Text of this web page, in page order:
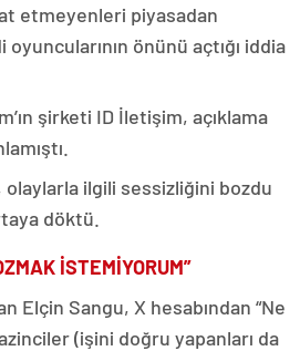
etmeyenleri piyasadan
oyuncularının önünü açtığı iddia
şirketi ID İletişim, açıklama
olaylarla ilgili sessizliğini bozdu
döktü.
İSTEMİYORUM”
Elçin Sangu, X hesabından “Ne
(işini doğru yapanları da